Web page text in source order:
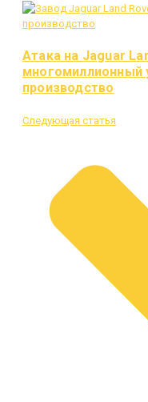
Атака на Jaguar
многомиллионный
производство
Следующая статья